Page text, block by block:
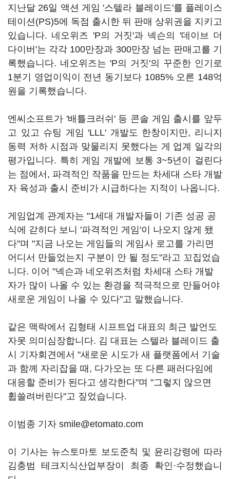
지난달 26일 액션 게임 '스텔라 블레이드'를 플레이스
테이션(PS)5에 독점 출시한 뒤 판매 상위권을 지키고
있습니다. 네오위즈 'P의 거짓'과 넥슨의 '데이브 더
다이버'는 각각 100만장과 300만장 넘는 판매고를 기
록했습니다. 네오위즈는 'P의 거짓'의 꾸준한 인기로
1분기 영업이익이 전년 동기보다 1085% 오른 148억
원을 기록했습니다.
엔씨소프트가 '배틀크러쉬' 등 콘솔 게임 출시를 앞두
고 있고 슈팅 게임 'LLL' 개발도 한창이지만, 리니지
동력 저하 시점과 맞물리지 못했다는 게 업계 일각의
평가입니다. 특히 게임 개발에 보통 3~5년이 걸린다
는 점에서, 파격적인 작품을 만드는 차세대 스타 개발
자 육성과 출시 준비가 시급하다는 지적이 나옵니다.
게임업계 관계자는 "1세대 개발자들이 기존 성공 공
식에 갇히다 보니 '파격적인 게임'이 나오지 않게 됐
다"며 "지금 나오는 게임들의 게임사 로고를 가리면
어디서 만들었는지 구분이 안 될 정도"라고 꼬집었습
니다. 이어 "넥슨과 네오위즈처럼 차세대 스타 개발
자가 많이 나올 수 있는 환경을 적극적으로 만들어야
새로운 게임이 나올 수 있다"고 말했습니다.
같은 맥락에서 김형태 시프트업 대표의 최근 발언도
자못 의미심장합니다. 김 대표는 스텔라 블레이드 출
시 기자회견에서 "새로운 시도가 새 플랫폼에서 기술
과 함께 자리잡을 때, 다가오는 또 다른 패러다임에
대응할 준비가 된다고 생각한다"며 "그렇지 않으면
휩쓸려버린다"고 짚었습니다.
이범종 기자 smile@etomato.com
이 기사는 뉴스토마토 보도준칙 및 윤리강령에 따라
김충범 테크지식산업부장이 최종 확인·수정했습니